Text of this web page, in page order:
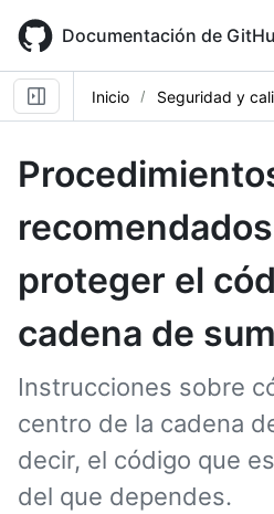
main
content
Documentación de
Inicio Seguridad y
proteger el
cadena de
Instrucciones sobre
centro de la cadena
decir, el código que
del que dependes.